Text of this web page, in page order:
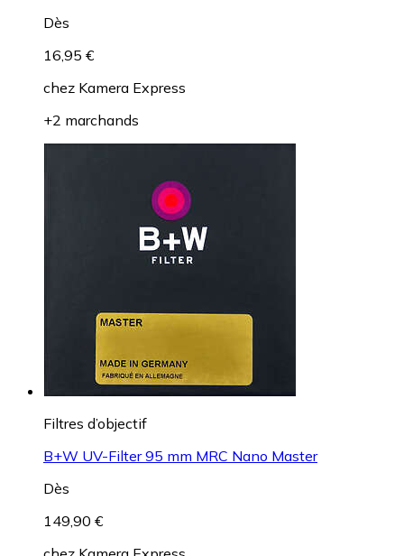
Dès
16,95 €
chez Kamera Express
+2 marchands
Filtres d’objectif
B+W UV-Filter 95 mm MRC Nano Master
Dès
149,90 €